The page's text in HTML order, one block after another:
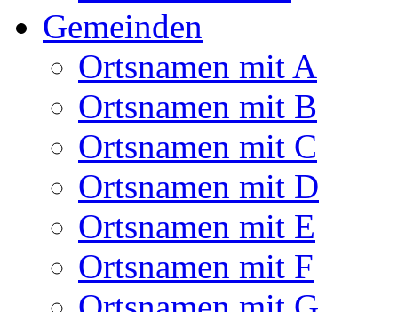
Gemeinden
Ortsnamen mit A
Ortsnamen mit B
Ortsnamen mit C
Ortsnamen mit D
Ortsnamen mit E
Ortsnamen mit F